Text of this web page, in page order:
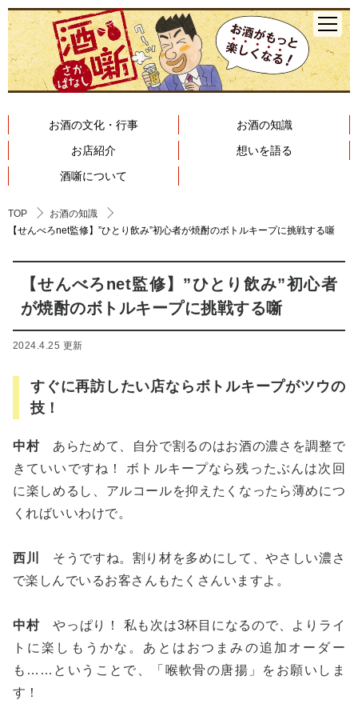
お酒の文化・行事
お酒の知識
お店紹介
想いを語る
酒噺について
TOP
お酒の知識
【せんべろnet監修】”ひとり飲み”初心者が焼酎のボトルキープに挑戦する噺
【せんべろnet監修】”ひとり飲み”初心者
が焼酎のボトルキープに挑戦する噺
2024.4.25 更新
すぐに再訪したい店ならボトルキープがツウの
技！
中村あらためて、自分で割るのはお酒の濃さを調整で
きていいですね！ ボトルキープなら残ったぶんは次回
に楽しめるし、アルコールを抑えたくなったら薄めにつ
くればいいわけで。
西川
そうですね。割り材を多めにして、やさしい濃さ
で楽しんでいるお客さんもたくさんいますよ。
中村やっぱり！ 私も次は3杯目になるので、よりライ
トに楽しもうかな。あとはおつまみの追加オーダー
も……ということで、「喉軟骨の唐揚」をお願いしま
す！